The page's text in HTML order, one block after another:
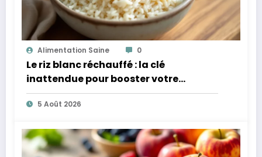
Alimentation Saine 0
Le riz blanc réchauffé : la clé
inattendue pour booster votre
microbiote
5 Août 2026